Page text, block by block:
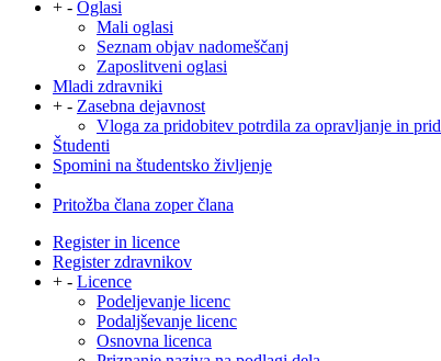
+ - Oglasi
Mali oglasi
Seznam objav nadomeščanj
Zaposlitveni oglasi
Mladi zdravniki
+ - Zasebna dejavnost
Vloga za pridobitev potrdila za opravljanje in
Študenti
Spomini na študentsko življenje
Pritožba člana zoper člana
Register in licence
Register zdravnikov
+ - Licence
Podeljevanje licenc
Podaljševanje licenc
Osnovna licenca